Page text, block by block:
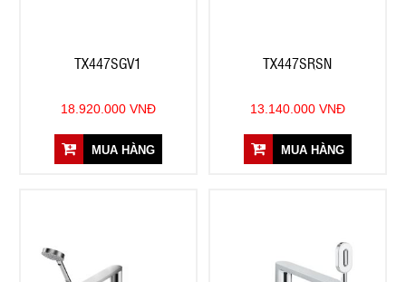
TX447SGV1
18.920.000 VNĐ
MUA HÀNG
TX447SRSN
13.140.000 VNĐ
MUA HÀNG